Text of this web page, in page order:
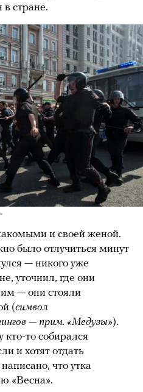
стране.
и своей женой.
было отлучиться минут
— никого уже
уточнил, где они
— они стояли
(символ
— прим. «Медузы»).
кто-то собирался
и хотят отдать
что утка
«Весна».